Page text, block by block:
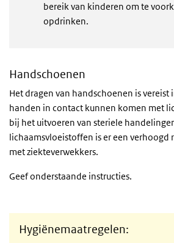
bereik van kinderen om te
opdrinken.
Handschoenen
Het dragen van handschoenen is vereist
handen in contact kunnen komen met
bij het uitvoeren van steriele
lichaamsvloeistoffen is er een verhoogd
met ziekteverwekkers.
Geef onderstaande instructies.
Hygiënemaatregelen: